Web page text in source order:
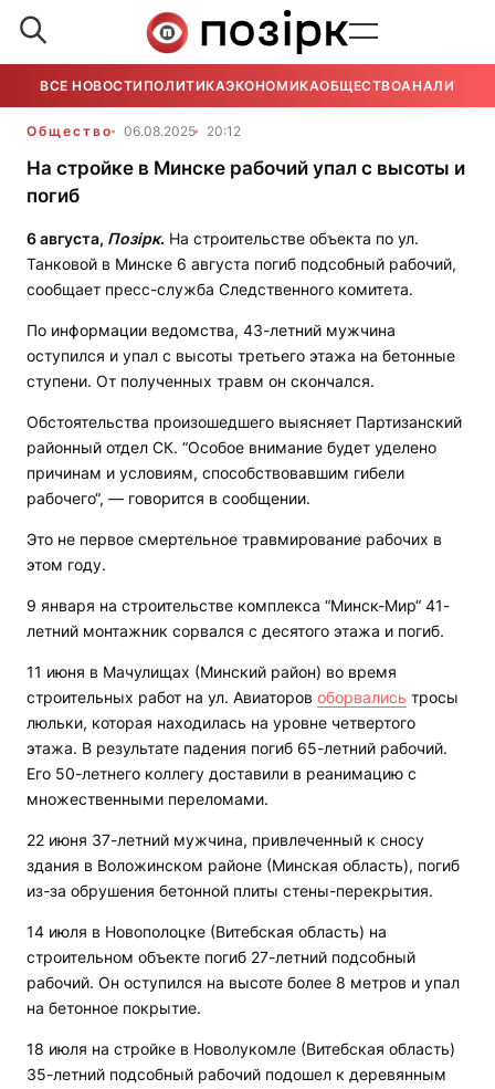
ВСЕ НОВОСТИ ПОЛИТИКАЭКОНОМИКАОБЩЕСТВОАНАЛИТИКА
Общество 06.08.2025 20:12
На стройке в Минске рабочий упал с высоты и
погиб
6 августа, Позірк. На строительстве объекта по ул.
Танковой в Минске 6 августа погиб подсобный рабочий,
сообщает пресс-служба Следственного комитета.
По информации ведомства, 43-летний мужчина
оступился и упал с высоты третьего этажа на бетонные
ступени. От полученных травм он скончался.
Обстоятельства произошедшего выясняет Партизанский
районный отдел СК. “Особое внимание будет уделено
причинам и условиям, способствовавшим гибели
рабочего“, — говорится в сообщении.
Это не первое смертельное травмирование рабочих в
этом году.
9 января на строительстве комплекса “Минск-Мир“ 41-
летний монтажник сорвался с десятого этажа и погиб.
11 июня в Мачулищах (Минский район) во время
строительных работ на ул. Авиаторов оборвались тросы
люльки, которая находилась на уровне четвертого
этажа. В результате падения погиб 65-летний рабочий.
Его 50-летнего коллегу доставили в реанимацию с
множественными переломами.
22 июня 37-летний мужчина, привлеченный к сносу
здания в Воложинском районе (Минская область), погиб
из-за обрушения бетонной плиты стены-перекрытия.
14 июля в Новополоцке (Витебская область) на
строительном объекте погиб 27-летний подсобный
рабочий. Он оступился на высоте более 8 метров и упал
на бетонное покрытие.
18 июля на стройке в Новолукомле (Витебская область)
35-летний подсобный рабочий подошел к деревянным